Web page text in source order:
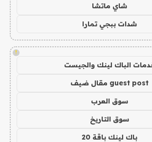
شاي ماتشا
شدات ببجي تمارا
!
الباك لينك والجيست
guest post مقال ضيف
سوق العرب
سوق التاريخ
باك لينك باقة 20